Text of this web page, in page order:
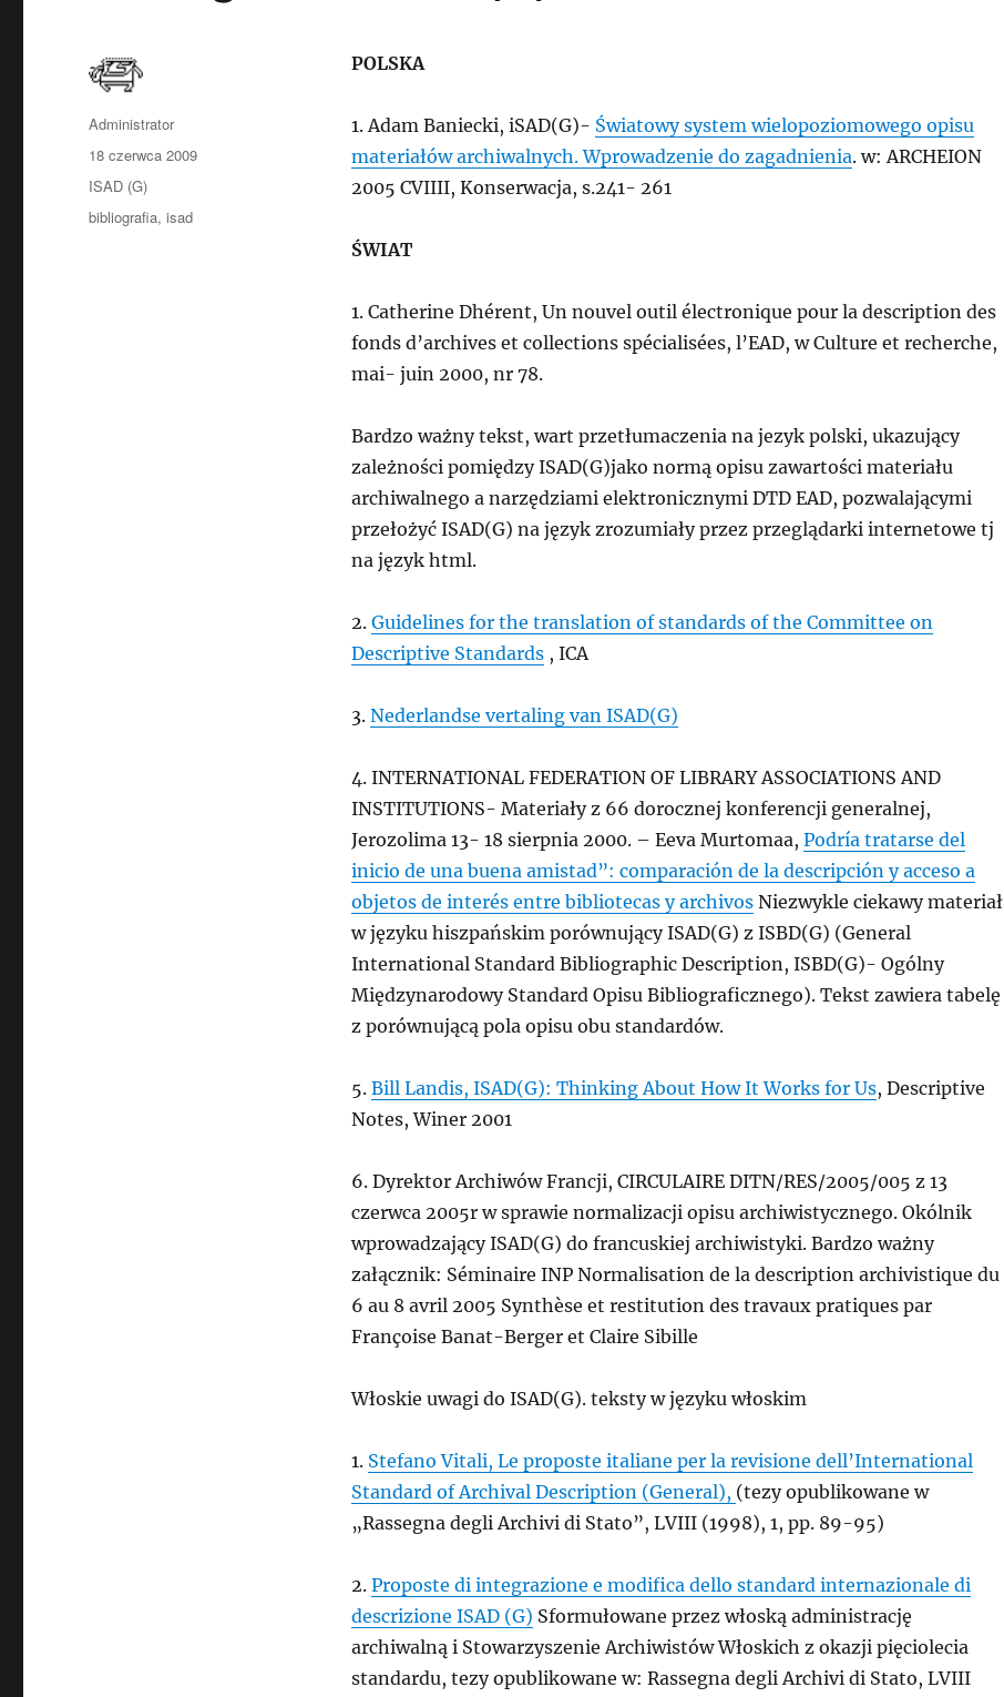
POLSKA
1. Adam Baniecki, iSAD(G)- Światowy system wielopoziomowego opisu
materiałów archiwalnych. Wprowadzenie do zagadnienia. w: ARCHEION
2005 CVIIII, Konserwacja, s.241- 261
ŚWIAT
1. Catherine Dhérent, Un nouvel outil électronique pour la description des
fonds d’archives et collections spécialisées, l’EAD, w Culture et recherche,
mai- juin 2000, nr 78.
Bardzo ważny tekst, wart przetłumaczenia na jezyk polski, ukazujący
zależności pomiędzy ISAD(G)jako normą opisu zawartości materiału
archiwalnego a narzędziami elektronicznymi DTD EAD, pozwalającymi
przełożyć ISAD(G) na język zrozumiały przez przeglądarki internetowe tj
na język html.
2. Guidelines for the translation of standards of the Committee on
Descriptive Standards, ICA
3. Nederlandse vertaling van ISAD(G)
4. INTERNATIONAL FEDERATION OF LIBRARY ASSOCIATIONS AND
INSTITUTIONS- Materiały z 66 dorocznej konferencji generalnej,
Jerozolima 13- 18 sierpnia 2000. – Eeva Murtomaa, Podría tratarse del
inicio de una buena amistad”: comparación de la descripción y acceso a
objetos de interés entre bibliotecas y archivosNiezwykle ciekawy materiał
w języku hiszpańskim porównujący ISAD(G) z ISBD(G) (General
International Standard Bibliographic Description, ISBD(G)- Ogólny
Międzynarodowy Standard Opisu Bibliograficznego). Tekst zawiera tabelę
z porównującą pola opisu obu standardów.
5. Bill Landis, ISAD(G): Thinking About How It Works for Us, Descriptive
Notes, Winer 2001
6. Dyrektor Archiwów Francji, CIRCULAIRE DITN/RES/2005/005 z 13
czerwca 2005r w sprawie normalizacji opisu archiwistycznego. Okólnik
wprowadzający ISAD(G) do francuskiej archiwistyki. Bardzo ważny
załącznik: Séminaire INP Normalisation de la description archivistique du
6 au 8 avril 2005 Synthèse et restitution des travaux pratiques par
Françoise Banat-Berger et Claire Sibille
Włoskie uwagi do ISAD(G). teksty w języku włoskim
1. Stefano Vitali, Le proposte italiane per la revisione dell’International
Standard of Archival Description (General), (tezy opublikowane w
„Rassegna degli Archivi di Stato”, LVIII (1998), 1, pp. 89-95)
2. Proposte di integrazione e modifica dello standard internazionale di
descrizione ISAD (G) Sformułowane przez włoską administrację
archiwalną i Stowarzyszenie Archiwistów Włoskich z okazji pięciolecia
standardu, tezy opublikowane w: Rassegna degli Archivi di Stato, LVIII
Autor
Administrator
Data
publikacji
18 czerwca 2009
Kategorie
ISAD (G)
Tagi
bibliografia,isad